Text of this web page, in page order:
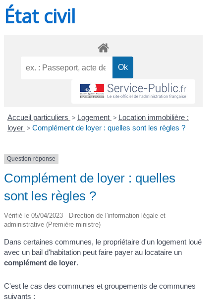
État civil
Accueil particuliers > Logement > Location immobilière :
loyer > Complément de loyer : quelles sont les règles ?
Question-réponse
Complément de loyer : quelles
sont les règles ?
Vérifié le 05/04/2023 - Direction de l'information légale et
administrative (Première ministre)
Dans certaines communes, le propriétaire d'un logement loué
avec un bail d'habitation peut faire payer au locataire un
complément de loyer.
C'est le cas des communes et groupements de communes
suivants :